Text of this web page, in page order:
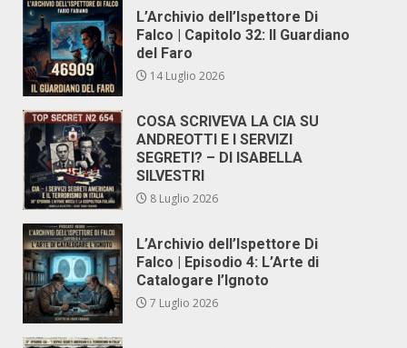
L’Archivio dell’Ispettore Di
Falco | Capitolo 32: Il Guardiano
del Faro
14 Luglio 2026
COSA SCRIVEVA LA CIA SU
ANDREOTTI E I SERVIZI
SEGRETI? – DI ISABELLA
SILVESTRI
8 Luglio 2026
L’Archivio dell’Ispettore Di
Falco | Episodio 4: L’Arte di
Catalogare l’Ignoto
7 Luglio 2026